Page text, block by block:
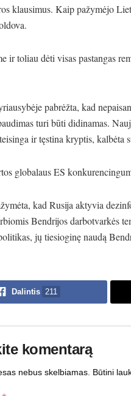
klausimus. Kaip pažymėjo
ir toliau dėti visas pastangas
pabrėžta, kad
turi būti didinamas.
ir tęstina kryptis, kalbėta
globalaus ES
kad Rusija aktyvia
Bendrijos darbotvarkės
jų tiesioginę naudą
Dalintis 211
komentarą
nebus skelbiamas. Būtini